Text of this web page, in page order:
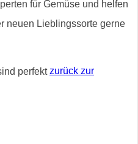
für Gemüse und helfen
neuen Lieblingssorte gerne
zurück zur